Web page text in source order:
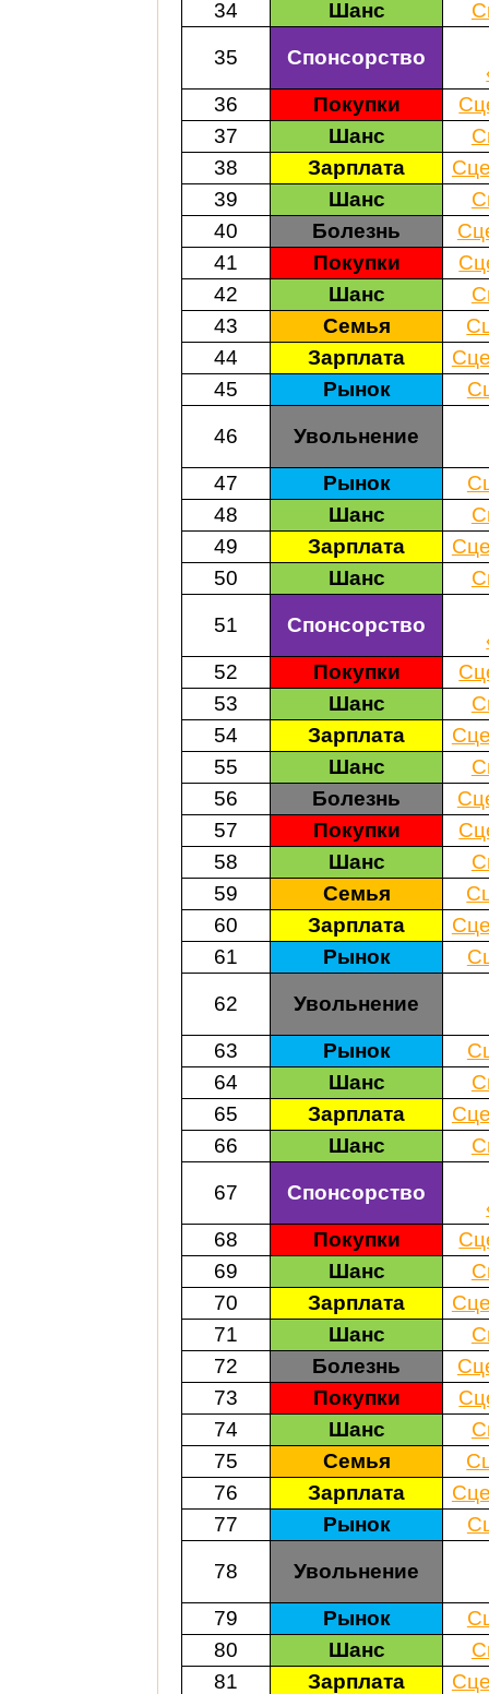
34 Шанс
35 Спонсорство
36
Покупки
37
Шанс
38
Зарплата
39
Шанс
40
Болезнь
41
Покупки
42
Шанс
43
Семья
44
Зарплата
45
Рынок
46 Увольнение
47 Рынок
48
Шанс
49
Зарплата
50
Шанс
51 Спонсорство
52
Покупки
53
Шанс
54
Зарплата
55
Шанс
56
Болезнь
57
Покупки
58
Шанс
59
Семья
60
Зарплата
61
Рынок
62 Увольнение
63 Рынок
64
Шанс
65
Зарплата
66
Шанс
67 Спонсорство
68
Покупки
69
Шанс
70
Зарплата
71
Шанс
72
Болезнь
73
Покупки
74
Шанс
75
Семья
76
Зарплата
77
Рынок
78 Увольнение
79 Рынок
80
Шанс
81
Зарплата